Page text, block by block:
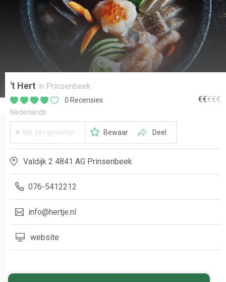
't Hert in Prinsenbeek
0 Recensies €€€€€
Nederlands
We zijn gesloten Bewaar Deel
Valdijk 2 4841 AG Prinsenbeek
076-5412212
info@hertje.nl
website